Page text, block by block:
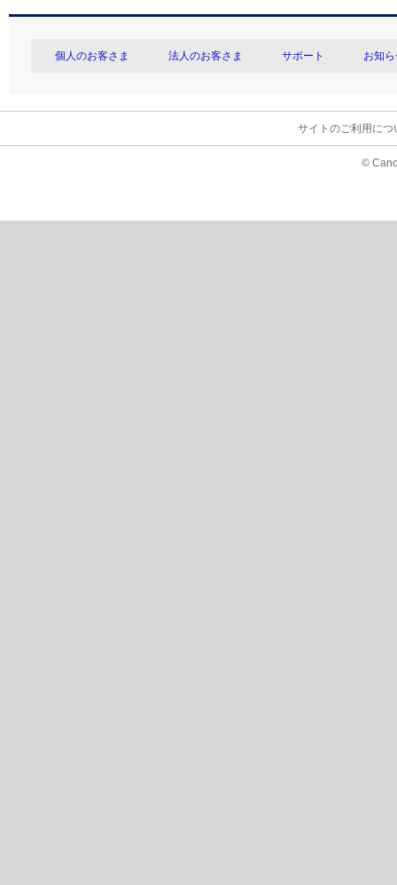
個人のお客さま 法人のお客さま サポート お知
サイトのご利用につ
©